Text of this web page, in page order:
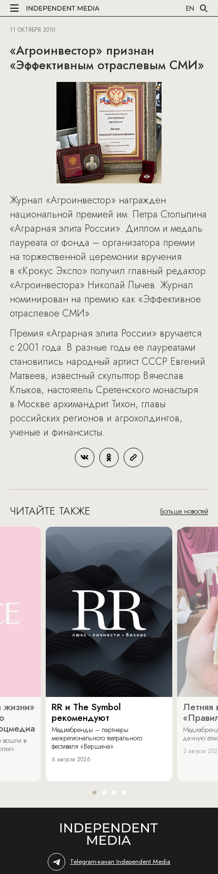
EN
11 ОКТЯБРЯ 2010
«Агроинвестор» признан
«Эффективным отраслевым СМИ»
Журнал «Агроинвестор» награжден
национальной премией им. Петра Столыпина
«Аграрная элита России». Диплом и медаль
лауреата от фонда – организатора премии
на торжественной церемонии вручения
в «Крокус Экспо» получил главный редактор
«Агроинвестора» Николай Лычев. Журнал
номинирован на премию как «Эффективное
отраслевое СМИ».
Премия «Аграрная элита России» вручается
с 2001 года. В разные годы ее лауреатами
становились народный артист СССР Евгений
Матвеев, известный скульптор Вячеслав
Клыков, настоятель Сретенского монастыря
в Москве архимандрит Тихон, главы
российских регионов и агрохолдингов,
ученые и финансисты.
ЧИТАЙТЕ ТАКЖЕ Больше новостей
жизни»
вошли в
RR и The Symbol
рекомендуют
Медиабренды – партнеры
межрегионального театрального
фестиваля «Вершина».
6 августа 2026
Летняя
дачную
3 августа
Telegram-канал Independent Media